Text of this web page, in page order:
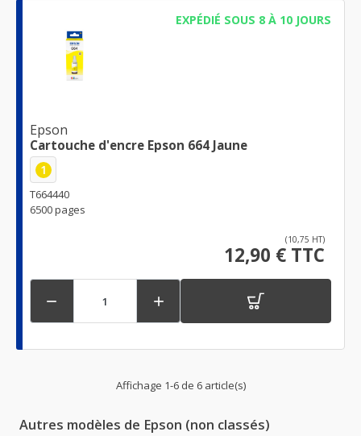
EXPÉDIÉ SOUS 8 À 10 JOURS
Epson
Cartouche d'encre Epson 664 Jaune
1
T664440
6500 pages
(10,75 HT)
12,90 € TTC
 
Affichage 1-6 de 6 article(s)
Autres modèles de Epson (non classés)